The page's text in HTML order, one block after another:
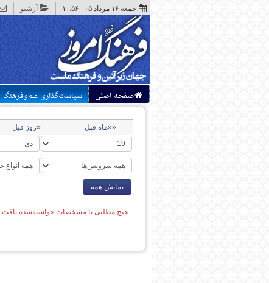
جمعه ۱۶ مرداد ۰۵ - ۱۰:۵۶ آرشیو
صفحه اصلی سیاست‌گذاری علم‌وفرهنگ
««ماه قبل «روز قبل
نمایش همه
هیچ مطلبی با مشخصات خواسته‌شده یافت